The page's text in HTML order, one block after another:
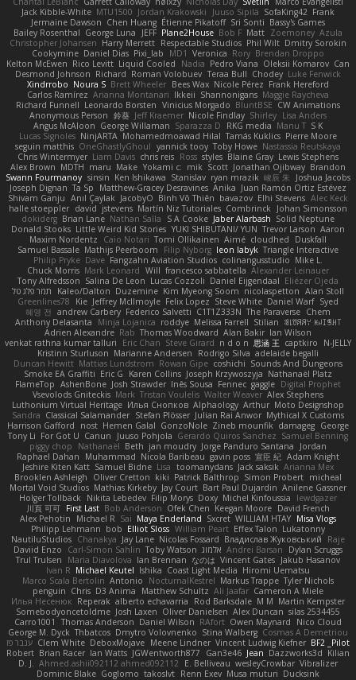
Jack Kibble-White MTU1500 Jordan Krakowski Juuso Sipilä SofaKing42 Frank
Jermaine Dawson Chen Huang Étienne Pikatoff Sri Sonti Bassy's Games
Bailey Rosenthal George Luna JEFF Plane2House Bob F Matt Zoemoney Azula
Christopher Johansen Harry Merrett Respectable Studios Phil Wilt Dmitry Sorokin
Cookymine Daniel Dias Pixi_lab MD1 Veronica Rory Brendan Droppo
Kelton McEwen Rico Levitt Liquid Cooled Nadia Pedro Viana Oleksii Komarov Can
Desmond Johnson Richard Roman Volobuev Teraa Bull Chodey Luke Fenwick
Xindrrobo Noura S Brett Wheeler Bees Wax Nicole Pérez Frank Hereford
Carlos Ramírez Arianna Montanari Ikkeii Shannonigans Maggie Raycheva
Richard Funnell Leonardo Borsten Vinicius Morgado BluntBSE CW Animations
Anonymous Person 鈴葵 Jeff Kraemer Nicole Findlay Shirley Lisa Anders
Angus McAloon George Willaman Sparazza D RKG media Manu T S K
Lucas Signoles NinjARTA Mohamedmoawad Hilal Tamás Kuklics Pierre Moore
seguin matthis OneGhastlyGhoul yannick tooy Toby Howe Nastassia Reutskaya
Chris Wintermyer Liam Davis chris reis Ross styles Blaine Gray Lewis Stephens
Alex Brown MDTH maru Make Yokami c: mik Scott Jonathan Ojibway Brandon
Swann Fourmanoy sinsin Ken Ishikawa Stanislav ryan mrazik 峻辰 朱
Joshua Jacobs
Joseph Dignan Ta Sp Matthew-Gracey Desravines Anika Juan Ramón Ortiz Estévez
Shivam Ganju Anıl Çaylak JacobyO Bình Võ Thiên bavazov Elhi Stevens Alec Keck
halle stoeppler david jstevens Martín Niz Tutoriales Combrinck Johan Simonsson
dokiderg Brian Lane Nathan Salla S A Cooke Jaber Alarbash Solid Neptune
Donald Stooks Little Weird Kid Stories YUKI SHIBUTANI/ YUN Trevor Larson Aaron
Maxim Nordentz
Caio Notari Tomi Ollikainen Aimé cloudhed
Duskfall
Samuel Bassale Mathijs Peerboom Filip Nyborg leon labyk Triangle Interactive
Philip Pryke Dave Fangzahn Aviation Studios colinangusstudio Mike L.
Chuck Morris Mark Leonard Will francesco sabbatella Alexander Leinauer
Tony Alfredsson Salina De Leon Lucas Cozzoli Daniel Eijgendaal Eliézer Ojeda
תמר פלג טל
Kaleo/Dalton Duzemine Kim Myeong Soom nicolaspetton Alan Stoll
Greenlines78
Kie Jeffrey McIlmoyle Felix Lopez Steve White Daniel Warf Syed
혜영 전 andrew Carbery Federico Salvetti C1T1Z333N The Paraverse Chem
Anthony Delasanta
Minja Lojanica roddye Melissa Farrell Stilian ꌃ꒒ꀎꋪꋪꌩ ꀘꈤꀤꁅꃅ꓄
Adrien Alexandre Rab Thomas Woodward Alan Bakir Ian Wilson
venkat rathna kumar talluri
Eric Chan Steve Girard n d o n 思涵 王 captkiro
N-JELLY
Kristinn Sturluson Marianne Andersen Rodrigo Silva adelaide begalli
Duncan Hewitt Mattias Lundstrom Rowan Gipe coshichi Sounds And Dungeons
Smoke EA Graffiti Eric G Karen Collins Joseph Krzywoszyja Nathanaël Platz
FlameTop AshenBone Josh Strawder Inês Sousa Fennec gaggle Digital Prophet
Vsevolods Gniteckis Mark Tristan Voulelis Walter Weaver Alex Stephens
Luthonium Virtual Heritage Илья Снопков Alphaology Arthur Moto Designshop
Sandra Classical Salamander Stefan Plösser Julian Rai Anwor Mythical X Customs
Harrison Gafford
nost Hemen Galal GonzoNole Zineb mounfik damageg George
Tony Li For Got U Canun Juuso Pohjola Gerardo Quiros Sanchez Samuel Benning
piggy chop
Nathanaël Beth jan moudry Jorge Panduro Santana
Jordan
Raphael Dahan
Muhammad Nicola Baribeau gavin poss 宣臣 紀 Adam Knight
Jeshire Kiten Katt Samuel Bidne Lisa toomanydans Jack saksik Arianna Mex
Brooklen Ashleigh
Oliver Cretton kiki Patrick Balthrop Simon Probert micheal
Mortal Void Studios Mathias Kirkeby Jay Court Bart Paul Dujardin Anilene Gassner
Holger Tollbäck Nikita Lebedev Filip Morys Doxy Michel Kinfoussia
lewdgazer
川頁 可可 First Last Bob Anderson Ofek Chen Keegan Moore David French
Alex Pehotin
Michael R Sai Maya Enderland Sxcret WILLIAM HTAY Misa Vlogs
Philipp Lehmann bob Elliot Sloss William Peart Effex Talon Lukatonny
NautiluStudios Chanakya Jay Lane Nicolas Fossard Владислав Жуковський
Raje
Daviid Enzo
Carl-Simon Sahlin Toby Watson אלמוג Andrei Barsan
Dylan Scruggs
Trul Trulsen
Maria Diavolova Ian Brennan なのは Vincent Gates Jakub Hasanov
Ivan R Michael Keutel Ishika Coast Light Media Hiromi Uematsu
Marco Scala Bertolin Antonio NocturnalKestrel Markus Trappe Tyler Nichols
penguin Chris D3 Anima Matthew Schultz Ali Jaafar Cameron A Miele
Илья Несенюк Reperak alberto echavarria Rod Barksdale M M Martin Kempster
Somebodyoncetoldme Josh Laxen Oliver Danielsen Alex Duncan silas 2534455
Carro1001
Thomas Anderson Daniel Wilson RAfort Owen Maynard
Nico Cloud
George M. Dyck Thbatcos Dmytro Volovnenko Stina Walberg Cosmas A Demetriou
ענבר פז Clem White DeboxMojave Meene Lindner Vincent Ludwig Kiefner BF2 _Pilot
Robert Brian Racer Ian Watts JGWentworth877 Gan3e46 Jean Dazzworks3d Kilian
D. J. Ahmed.ashii092112 ahmed092112 E. Belliveau wesleyCrowbar Vibralizer
Dominic Blake Goglomo takoslvt Renn Exev Musa muturi Ducksink